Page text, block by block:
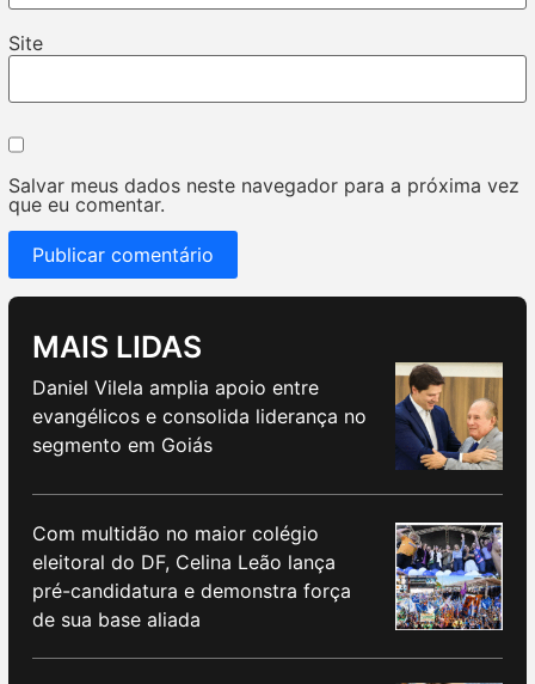
Site
Salvar meus dados neste navegador para a próxima vez
que eu comentar.
MAIS LIDAS
Daniel Vilela amplia apoio entre
evangélicos e consolida liderança no
segmento em Goiás
Com multidão no maior colégio
eleitoral do DF, Celina Leão lança
pré-candidatura e demonstra força
de sua base aliada